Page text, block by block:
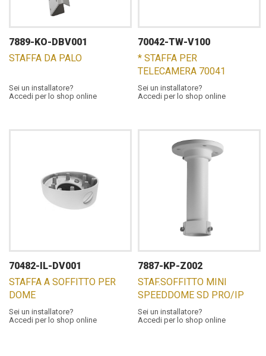
7889-KO-DBV001
STAFFA DA PALO
Sei un installatore?
Accedi per lo shop online
70042-TW-V100
* STAFFA PER
TELECAMERA 70041
Sei un installatore?
Accedi per lo shop online
70482-IL-DV001
STAFFA A SOFFITTO PER
DOME
Sei un installatore?
Accedi per lo shop online
7887-KP-Z002
STAF.SOFFITTO MINI
SPEEDDOME SD PRO/IP
Sei un installatore?
Accedi per lo shop online